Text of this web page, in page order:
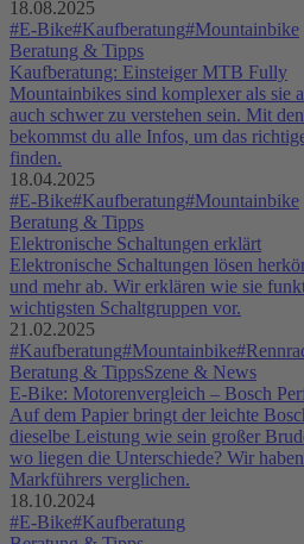
18.08.2025
#E-Bike#Kaufberatung#Mountainbike
Beratung & Tipps
Kaufberatung: Einsteiger MTB Fully
Mountainbikes sind komplexer als sie
auch schwer zu verstehen sein. Mit
bekommst du alle Infos, um das
finden.
18.04.2025
#E-Bike#Kaufberatung#Mountainbike
Beratung & Tipps
Elektronische Schaltungen erklärt
Elektronische Schaltungen lösen
und mehr ab. Wir erklären wie sie
wichtigsten Schaltgruppen vor.
21.02.2025
#Kaufberatung#Mountainbike
Beratung & TippsSzene & News
E-Bike: Motorenvergleich – Bosch
Auf dem Papier bringt der leichte
dieselbe Leistung wie sein großer
wo liegen die Unterschiede? Wir
Markführers verglichen.
18.10.2024
#E-Bike#Kaufberatung